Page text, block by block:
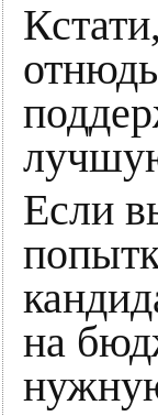
Если
на